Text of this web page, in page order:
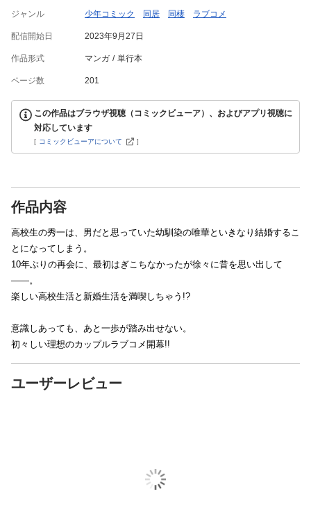
ジャンル 少年コミック 同居 同棲 ラブコメ
配信開始日 2023年9月27日
作品形式 マンガ 単行本
ページ数 201
この作品はブラウザ視聴（コミックビューア）、およびアプリ視聴に
対応しています
[ コミックビューアについて ]
作品内容
高校生の秀一は、男だと思っていた幼馴染の唯華といきなり結婚するこ
とになってしまう。
10年ぶりの再会に、最初はぎこちなかったが徐々に昔を思い出して
――。
楽しい高校生活と新婚生活を満喫しちゃう!?
意識しあっても、あと一歩が踏み出せない。
初々しい理想のカップルラブコメ開幕!!
ユーザーレビュー